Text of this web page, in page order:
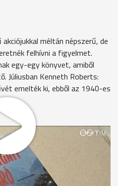
méltán népszerű, de
felhívni a figyelmet.
egy-egy könyvet, amiből
Júliusban Kenneth Roberts:
emelték ki, ebből az 1940-es
elmondta, az akció
ajánlott könyveket is